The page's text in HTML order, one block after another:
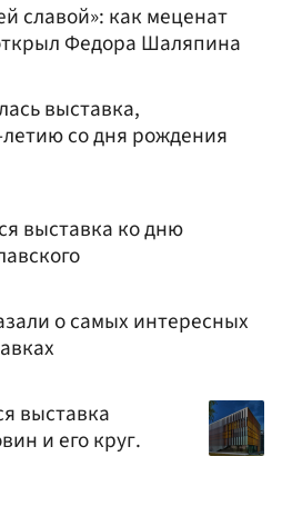
славой»: как меценат
Федора Шаляпина
выставка,
со дня рождения
выставка ко дню
о самых интересных
выставка
и его круг.